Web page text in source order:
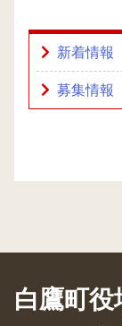
新着情報
募集情報
白鷹町役